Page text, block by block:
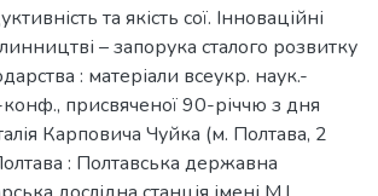
та якість сої. Інноваційні
– запорука сталого розвитку
: матеріали всеукр. наук.-
конф., присвяченої 90-річчю з дня
Карповича Чуйка (м. Полтава, 2
: Полтавська державна